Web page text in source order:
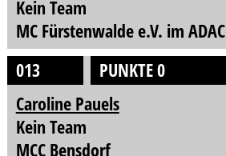
Kein Team
MC Fürstenwalde e.V. im ADAC
013
PUNKTE 0
Caroline Pauels
Kein Team
MCC Bensdorf